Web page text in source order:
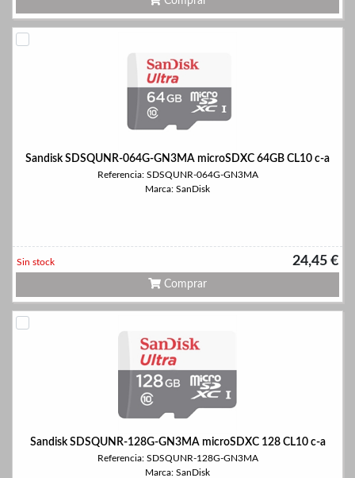
Sandisk SDSQUNR-064G-GN3MA microSDXC 64GB CL10 c-a
Referencia: SDSQUNR-064G-GN3MA
Marca: SanDisk
24,45 €
Sin stock
Comprar
Sandisk SDSQUNR-128G-GN3MA microSDXC 128 CL10 c-a
Referencia: SDSQUNR-128G-GN3MA
Marca: SanDisk